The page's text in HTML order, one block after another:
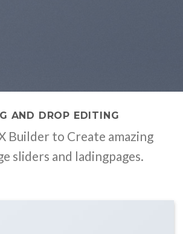
AND DROP EDITING
Builder to Create amazing
sliders and ladingpages.